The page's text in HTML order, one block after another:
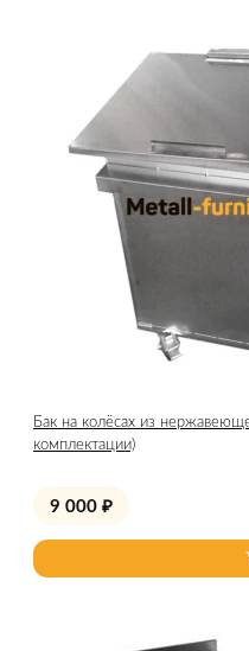
Бак на колёсах из
комплектации)
9 000 ₽